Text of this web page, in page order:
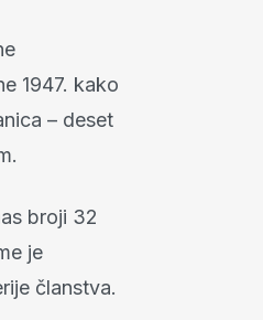
1947. kako
– deset
broji 32
je
članstva.